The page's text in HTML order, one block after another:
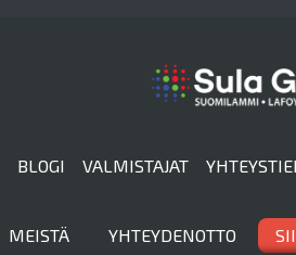
BLOGI VALMISTAJAT
MEISTÄ YHTEYDENOTTO